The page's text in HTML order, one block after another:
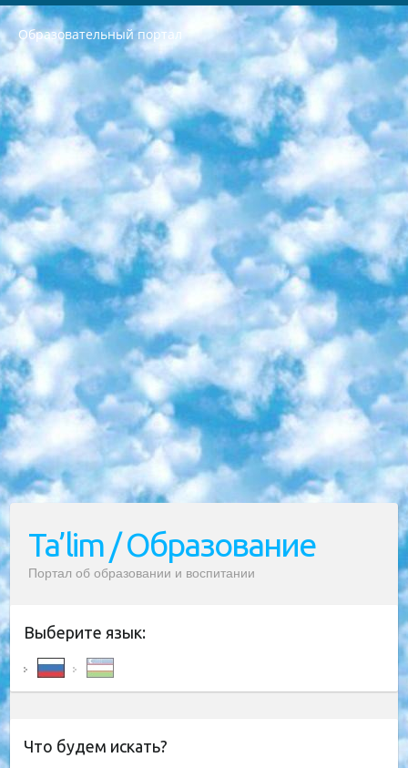
Образовательный портал
РЕСПУБЛИКА УЗБЕКИСТАН МИНИСТРЕРСТВО ДОШКОЛЬНОГО И ШКОЛЬНОГО ОБРАЗОВАНИЯ КОМАНДА в общеобразовательных учреждениях в 2023-2024 учебном году организация и проведение итоговой государственной аттестации обучающихся о Министра дошкольного и школьного образования Республики Узбекистан от 4 марта 2008 года (постановлением Минюста от 20 марта 2008 года № 1778 государственной регистрации) «Итоговое состояние учащихся общего среднего образования на основании положения об утверждении положения об аттестации общего среднего образования выпускной экзамен студентов в образовательных учреждениях в 2023-2024 учебном году В целях организации и прохождения аттестации приказываю: 1. Следующее: перечень предметов, по которым будет проводиться итоговая государственная аттестация и экзамен формы перевода согласно приложению 1; сертификаты международного образца, оценивающие уровень владения иностранными языками перечень согласно приложению 2; 2. Педагогический при специализированных образовательных учреждениях. научно-практический центр квалификации и международной оценки (Д.Давидова) 2024 г. До 25 марта: задания по предметам, по которым будет проводиться итоговая аттестация разработка и утверждение технических условий; итоговая аттестация на основании разработанного предметного задания разработка вопросов по предметам (устно и письменно), экзамен передача; общеобразовательные средние школы и специальные учебные заведения учащиеся выпускных классов школ и интернатов в агентской системе подготовка базы данных экзаменационных материалов и критериев оценки; перевод базы экзаменационных материалов на все языки обучения подать в Республиканский образовательный центр для изготовления; варианты экзаменов на основе разработанных контрольных материалов пусть будут поставлены задачи формирования. 3. Республиканский образовательный центр (Ш.Худайкулов) до 5 апреля 2024 года. до: база данных предоставленных экзаменационных материалов на все языки обучения перевод и экспертиза; для слепых, слабовидящих, глухих, слабослышащих и умственно отсталых детей учащиеся выпускных классов специализированных школ и школ-интернатов база данных экзаменационных материалов на всех преподаваемых языках подготовка критериев оценки; специализированные школы для умственно отсталых детей и технологии для учащихся выпускных классов школ-интернатов разработка соответствующих рекомендаций и критериев проведения ЕГЭ по естествознанию давать задания. 4. Педагогический при специализированных образовательных учреждениях. Научно-практический центр навыков и международной оценки (Д.Давидова), Республика образовательный центр (Худайкулов Ш.) итоговый государственный аттестационный экзамен ориентирован на творческое и логическое мышление при подготовке базы материалов учитывать введение заданий. 5. Следует отметить, что: сертификат государственного образца о знании общеобразовательного предмета и как минимум национальный уровень B1 по предметам на иностранных языках, указанным в Приложении 2. или международно признанный сертификат эквивалентного уровня студенты, изучающие определенный предмет, освобождаются от экзамена; по соответствующим предметам запланирована итоговая государственная аттестация за день до дня, путем жеребьевки Рабочей группой (в письменной форме по предметам, проводимым в форме) из числа сформированных вариантов выбрано 2 варианта; 2 выбранных варианта экзамена анонсированы на официальном сайте министерства и все выпускники по всей стране на основе этих вариантов проводит итоговую государственную аттестацию. 6. Государственное образование учащихся средних общеобразовательных учреждений. знания в соответствии с квалификационными требованиями, которые необходимо приобрести на основании стандартов итоговый (выпускной) контроль для 9 и 11 классов в целях тестирования Экзамены (далее – экзамены) состоят из предметов, перечисленных в приложении 1. будет сделано. 7. Экзамены пройдут с 26 мая по 15 июня 2024 г. (кроме науки физического воспитания). 8. Физическая для учащихся 9 классов общесредних образовательных учреждений. Экзамены по предмету «Образование, квалификация медицина» 1-6 мая 2024 года. сотрудники перевести под присмотр (с отклонениями в физическом или умственном развитии) специализированная школа для детей, школы-интернаты и со сколиозом школы-интернаты санаторного типа для больных детей исключены). 9. Он был слепым, слабовидящим и имел нарушения опорно-двигательного аппарата. экзамены в специализированных школах и интернатах для детей должны проводиться исходя из требований, предъявляемых к общеобразовательным учреждениям (физкультура кроме науки). 10. Специализированная школа для глухих и слабослышащих детей. и экзамены в интернатах и быть реализован в виде письменного теста по математике. 11. Специальность для умственно отсталых детей. Для 9 класса Родной язык и литературное письмо Государственный язык (язык обучения – узбекский). для неклассов) написано Математическое письмо Письменная/устная история Узбекистана Физическое воспитание практично Итоговый контроль Для 11 класса Написание родного языка и литературы (эссе) Математическое письмо Узбекский язык (обучение на узбекском языке) не посещающее общее среднее образование для учреждений)/Образовательное учреждение выбор письменный и устный Иностранный язык письменный/устный Письменная/устная история Узбекистана *По выбору студента:  Химия  Физика  Основы государственного права  География 10 бесплатных образовательных ресурсов - Мы составили подборку онлайн-проектов с интерактивными упражнениями, видеолекциями и статьями. Они помогут вам обрести новые и освежить старые знания бесплатно. 1. «ИНТУИТ» Старейшая образовательная площадка Рунета. Здесь вы найдёте сотни текстовых и видеокурсов на десятки различных тем — от программирования до психологии. Многие курсы подготовлены российскими университетами и крупными международными компаниями вроде Intel и Microsoft. Самостоятельное обучение бесплатное, но желающие могут оплатить услуги персональных наставников. 2. «Смартия» знакомит с актуальными профессиями и подсказывает, как им обучаться. Выбрав заинтересовавшую вас специальность — SMM-специалист, фотограф, веб-дизайнер или другую, — увидите список необходимых для неё умений. Чтобы вы могли освоить их самостоятельно, для каждого умения площадка отображает подборку ссылок на учебные материалы. Хотя «Смартия» ориентируется на русскоязычную аудиторию, часть контента всё же доступна только на английском. 3. «Лекторий Физтеха» Проект Московского физико-технического института (Физтеха). С его помощью вы можете смотреть онлайн серии лекций, записанные на видео в этом вузе. В числе доступных предметов — физика, биология, химия, информационные технологии и другие. К некоторым лекциям администрация ресурса прилагает готовые конспекты, которые можно скачивать в PDF-формате. 4. ITMOcourses Онлайн-площадка Санкт-Петербургского национального исследовательского университета информационных технологий, механики и оптики (ИТМО). Ресурс предоставляет свободный доступ к курсам, разработанным в этом вузе. Каталог материалов разбит на четыре категории: «Оптические системы и технологии», «Приборостроение и робототехника», «Информационные технологии» и «Биотехнологии». Курсы состоят из видеолекций, интерактивных демонстраций и заданий. 5. «КиберЛенинка» Электронная научная библиотека открытого доступа. Каталог площадки регулярно обрастает текстами статей из различных научных изданий. Сгруппированные по журналам и рубрикам публикации можно читать онлайн или скачивать целиком в PDF-формате. Проект нацелен на популяризацию науки за счёт открытого доступа к качественной информации. 6. «ПостНаука» На этом ресурсе публикуют подборки видеолекций, составленные экспертами из разных отраслей и объединённые общими темами. Среди них, к примеру, есть серии «Биоинформатика и геномика», «Культура средневековой Скандинавии» и Cinema Studies о теории кино. Каждая подборка лекций — логически связанная история, рассказанная экспертом от первого лица. Кроме того, на сайте появляются научно-образовательные статьи и тесты на разные темы. 7. «Newочём» Команда проекта «Newочём» отбирает самые интересные тексты из англоязычных СМИ и переводит те из них, за которые голосуют участники сообщества «ВКонтакте». По большей части это научно-популярные статьи. Редакторы придумывают лишь заголовки, в остальном содержание переводов соответствует оригиналам. Полные тексты можно читать прямо в социальной сети. 8. InternetUrok Онлайн-база материалов по основным дисциплинам школьной программы. Информация на сайте структурирована по классам, предметам и темам (урокам). Каждый урок состоит из видеолекций и конспектов. Есть также интерактивные тренажёры и тесты для закрепления пройденного материала. Даже если вы давно окончили школу, возможность повторить программу старших классов всегда может пригодиться. 9. Edutainme Ещё один ресурс об образовании. В отличие от Newtonew, как мне кажется, Edutainme больше ориентируется на представителей индустрии: педагогов, предпринимателей, разработчиков образовательных проектов. Но и любой, кто просто стремится к саморазвитию, найдёт на сайте много полезного и интересного для себя. Например, информацию о новых курсах и образовательных сервисах. 10. Newtonew Онлайн-медиа об образовании и обучении в широком смысле. Авторы Newtonew пишут об инструментах, заведениях, тактиках и стратегиях, которые помогают учить других и получать новые знания самостоятельно. На этой площадке вы найдёте новости, обзоры, аналитические мат
Ta’lim / Образование
Портал об образовании и воспитании
Выберите язык:
Что будем искать?